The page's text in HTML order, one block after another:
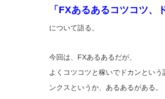
「FXあるあるコツコツ、
について語る。
今回は、FXあるあるだが、
よくコツコツと稼いでドカンとい
ンクスというか、あるあるがある。